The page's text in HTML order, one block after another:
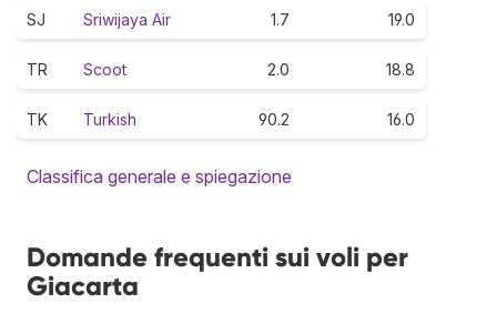
SJ Sriwijaya Air 1.7 19.0
TR Scoot 2.0 18.8
TK Turkish 90.2 16.0
Classifica generale e spiegazione
Domande frequenti sui voli per
Giacarta